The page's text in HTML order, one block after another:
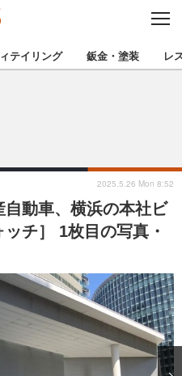
C
S
E
プロショップを地域から探す
北陸
関西
沖縄
愛車 File
テイリング 鈑金・塗装 レ
自動車、横浜の本社ビ
チ］ 1枚目の写真・
2025.5.26 Mon 8:52